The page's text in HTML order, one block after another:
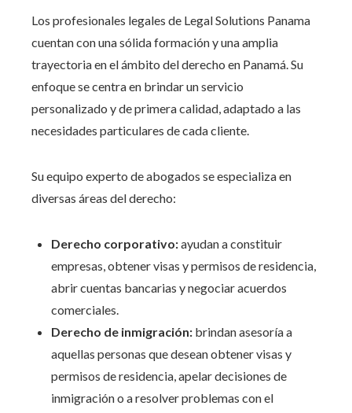
Los profesionales legales de Legal Solutions Panama
cuentan con una sólida formación y una amplia
trayectoria en el ámbito del derecho en Panamá. Su
enfoque se centra en brindar un servicio
personalizado y de primera calidad, adaptado a las
necesidades particulares de cada cliente.
Su equipo experto de abogados se especializa en
diversas áreas del derecho:
Derecho corporativo:ayudan a constituir
empresas, obtener visas y permisos de residencia,
abrir cuentas bancarias y negociar acuerdos
comerciales.
Derecho de inmigración: brindan asesoría a
aquellas personas que desean obtener visas y
permisos de residencia, apelar decisiones de
inmigración o a resolver problemas con el